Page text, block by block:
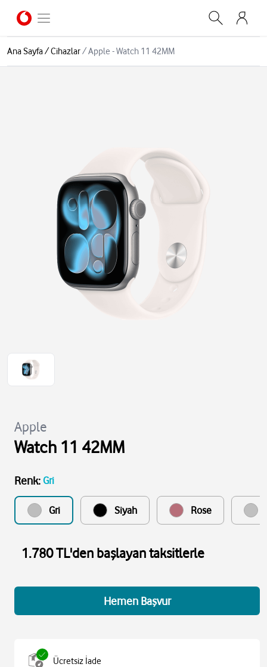
Ana Sayfa/Cihazlar/Apple - Watch 11 42MM
Apple
Watch 11 42MM
Renk: Gri
Gri Siyah Rose
1.780 TL'den başlayan taksitlerle
Hemen Başvur
Ücretsiz İade